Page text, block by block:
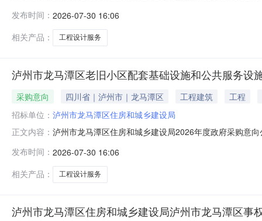
建设局2026年度政府采购意向公告(第8批)采购单位：泸
街道沱江路片区升级改造工程）设计
发布时间： 2026-07-30 16:06
相关产品：
工程设计服务
泸州市龙马潭区老旧小区配套基础设施和公共服务
采购意向 四川省｜泸州市｜龙马潭区 工程建筑
工程
招标单位： 泸州市龙马潭区住房和城乡建设局
正文内容： 泸州市龙马潭区住房和城乡建设局2026年度政府采购意
建设局2026年度政府采购意向公告(第8批)采购单位：泸
街道大通路片区升级改造工程）设计
发布时间： 2026-07-30 16:06
相关产品：
工程设计服务
泸州市龙马潭区住房和城乡建设局泸州市龙马潭区